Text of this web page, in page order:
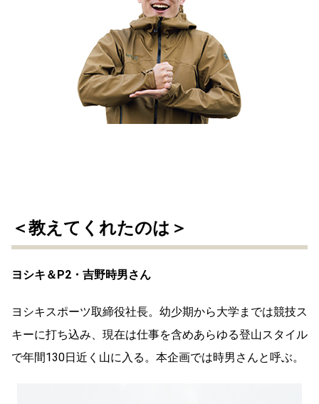
＜教えてくれたのは＞
ヨシキ＆P2・吉野時男さん
ヨシキスポーツ取締役社長。幼少期から大学までは競技ス
キーに打ち込み、現在は仕事を含めあらゆる登山スタイル
で年間130日近く山に入る。本企画では時男さんと呼ぶ。